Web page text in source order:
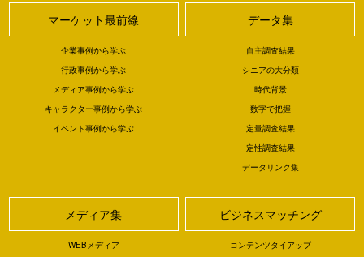
マーケット最前線
企業事例から学ぶ
行政事例から学ぶ
メディア事例から学ぶ
キャラクター事例から学ぶ
イベント事例から学ぶ
データ集
自主調査結果
シニアの大分類
時代背景
数字で把握
定量調査結果
定性調査結果
データリンク集
メディア集
WEBメディア
ビジネスマッチング
コンテンツタイアップ